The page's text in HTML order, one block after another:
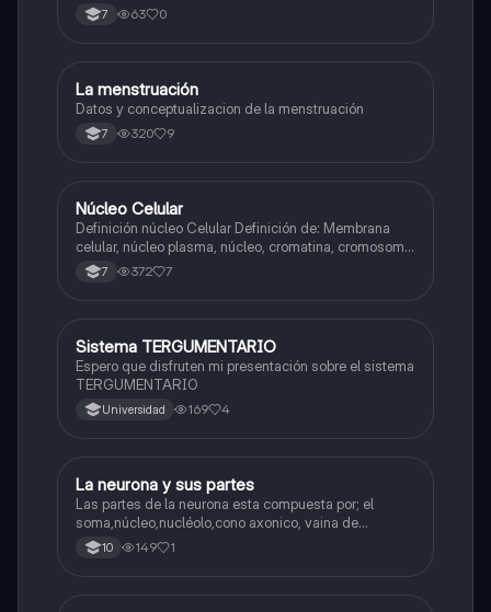
7 63 0
Biologia
La menstruación
Datos y conceptualizacion de la menstruación
7 320 9
Biologia
Núcleo Celular
Definición núcleo Celular Definición de: Membrana
celular, núcleo plasma, núcleo, cromatina, cromosoma
Interfase Fases de la interfase
7 372 7
Biologia
Sistema TERGUMENTARIO
Espero que disfruten mi presentación sobre el sistema
TERGUMENTARIO
Universidad 169 4
Biologia
La neurona y sus partes
Las partes de la neurona esta compuesta por; el
soma,núcleo,nucléolo,cono axonico, vaina de
mielina,celula schwan,núcleo de schwann,nódulo de
Ranvier,terminal axonico Arborizacion terminal, botón
10 149 1